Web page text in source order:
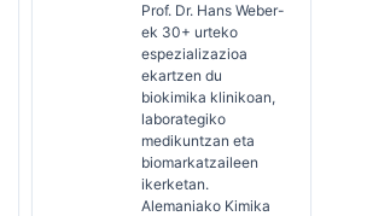
Prof. Dr. Hans Weber-
ek 30+ urteko
espezializazioa
ekartzen du
biokimika klinikoan,
laborategiko
medikuntzan eta
biomarkatzaileen
ikerketan.
Alemaniako Kimika